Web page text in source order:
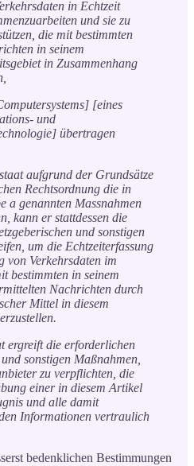
in Echtzeit
und sie zu
die mit bestimmten
in seinem
in Zusammenhang
[eines
und
übertragen
aufgrund der Grundsätze
Rechtsordnung die in
a genannten Massnahmen
kann er stattdessen die
und sonstigen
um die Echtzeiterfassung
von Verkehrsdaten im
bestimmten in seinem
Nachrichten durch
Mittel in diesem
ergreift die erforderlichen
sonstigen Maßnahmen,
zu verpflichten, die
einer in diesem Artikel
und alle damit
Informationen vertraulich
bedenklichen Bestimmungen